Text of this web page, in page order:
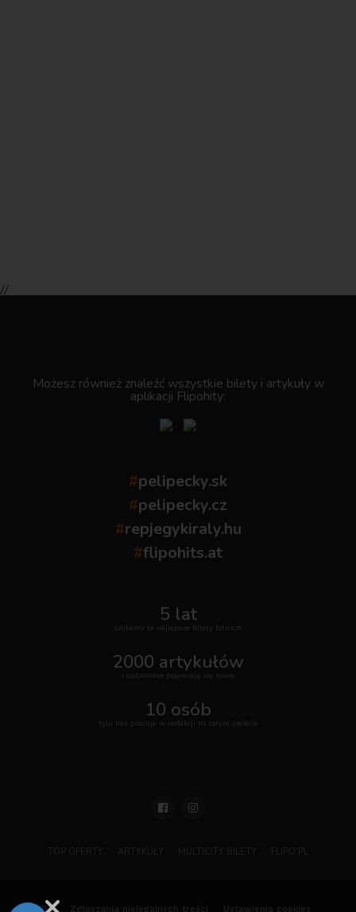
//
Możesz również znaleźć wszystkie bilety i artykuły w
aplikacji Flipohity:
#pelipecky.sk
#pelipecky.cz
#repjegykiraly.hu
#flipohits.at
5 lat
szukamy te najlepsze bilety lotnicze
2000 artykułów
i codziennie pojawiają się nowe
10 osób
tylu nas pracuje w redakcji na całym świecie
ODO Zgłaszania nielegalnych treści Ustawienia cookies